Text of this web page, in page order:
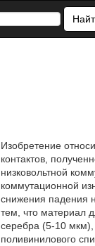
Изобретение
контактов,
низковольтной
коммутационной
снижения падения
тем, что материал
серебра (5-10 мкм),
поливинилового